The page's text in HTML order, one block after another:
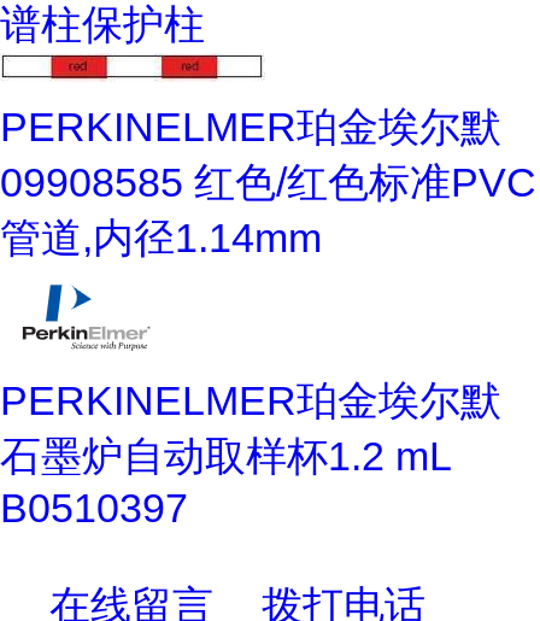
谱柱保护柱
PERKINELMER珀金埃尔默
09908585 红色/红色标准PVC
管道,内径1.14mm
PERKINELMER珀金埃尔默
石墨炉自动取样杯1.2 mL
B0510397
在线留言 拨打电话